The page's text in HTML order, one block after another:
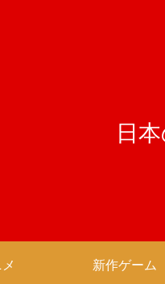
日
新作ゲーム